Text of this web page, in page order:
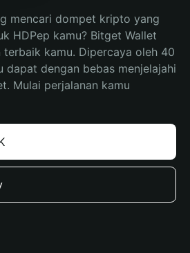
mencari dompet kripto yang
HDPep kamu? Bitget Wallet
terbaik kamu. Dipercaya oleh 40
dapat dengan bebas menjelajahi
Mulai perjalanan kamu